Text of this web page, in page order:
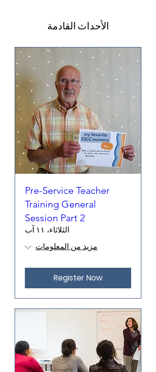
الأحداث القادمة
Pre-Service Teacher
Training General
Session Part 2
الثلاثاء، ١١ آب
مزيد من المعلومات
Register Now